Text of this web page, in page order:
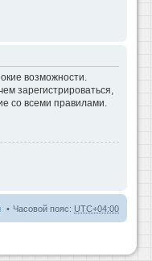
возможности.
зарегистрироваться,
со всеми правилами.
Часовой пояс: UTC+04:00